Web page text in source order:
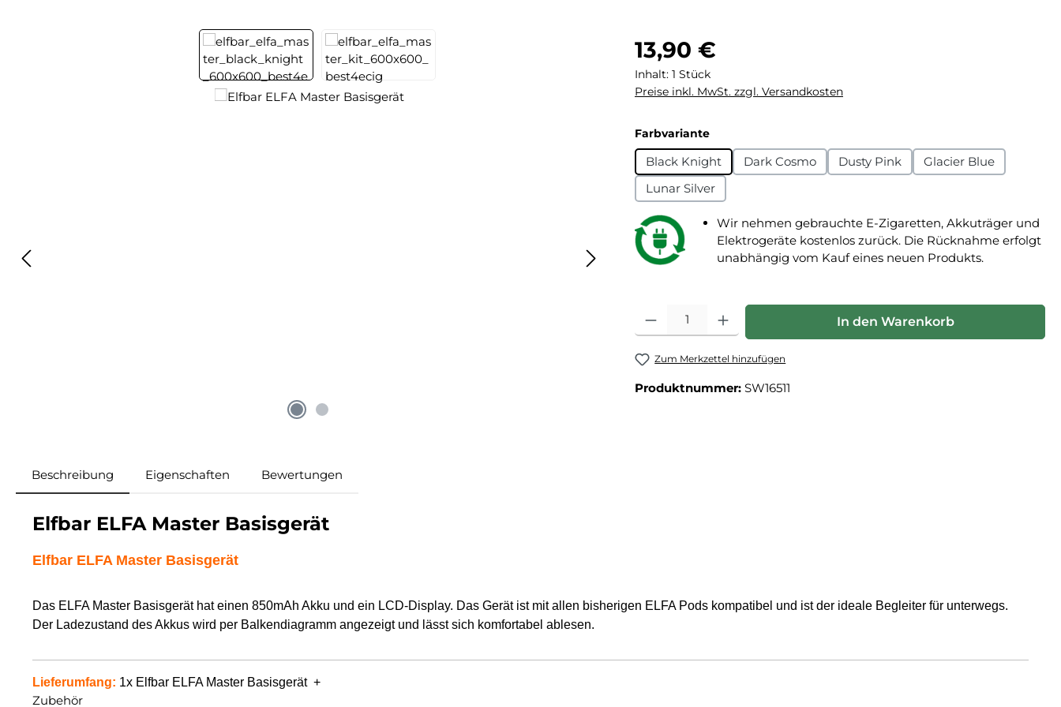
Regulärer Preis:
13,90 €
Inhalt: 1 Stück
Preise inkl. MwSt. zzgl. Versandkosten
Farbvarianteauswählen
Black Knight Dark Cosmo Dusty Pink
Glacier Blue
Lunar Silver
Wir nehmen gebrauchte E-Zigaretten, Akkuträger und
Elektrogeräte kostenlos zurück. Die Rücknahme erfolgt
unabhängig vom Kauf eines neuen Produkts.
Produkt Anzahl: Gib den gewünschten Wert ein oder benutze die
In den Warenkorb
Zum Merkzettel hinzufügen
Produktnummer: SW16511
Beschreibung Eigenschaften Bewertungen
Elfbar ELFA Master Basisgerät
Elfbar ELFA Master Basisgerät
Das ELFA Master Basisgerät hat einen 850mAh Akku und ein LCD-Display. Das Gerät ist mit allen bisherigen ELFA Pods kompatibel und ist der ideale Begleiter für unterwegs.
Der Ladezustand des Akkus wird per Balkendiagramm angezeigt und lässt sich komfortabel ablesen.
Lieferumfang: 1x Elfbar ELFA Master Basisgerät +
Zubehör